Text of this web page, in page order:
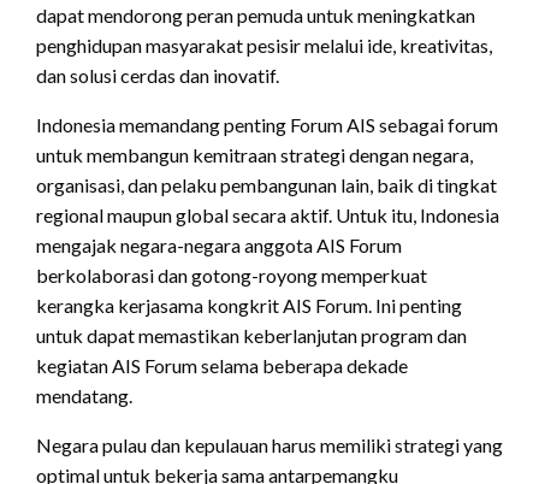
dapat mendorong peran pemuda untuk meningkatkan
penghidupan masyarakat pesisir melalui ide, kreativitas,
dan solusi cerdas dan inovatif.
Indonesia memandang penting Forum AIS sebagai forum
untuk membangun kemitraan strategi dengan negara,
organisasi, dan pelaku pembangunan lain, baik di tingkat
regional maupun global secara aktif. Untuk itu, Indonesia
mengajak negara-negara anggota AIS Forum
berkolaborasi dan gotong-royong memperkuat
kerangka kerjasama kongkrit AIS Forum. Ini penting
untuk dapat memastikan keberlanjutan program dan
kegiatan AIS Forum selama beberapa dekade
mendatang.
Negara pulau dan kepulauan harus memiliki strategi yang
optimal untuk bekerja sama antarpemangku